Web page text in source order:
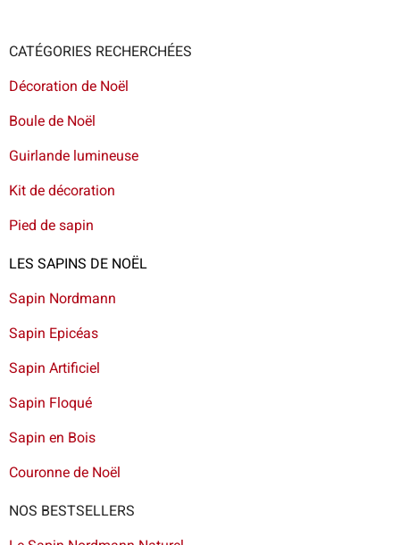
CATÉGORIES RECHERCHÉES
Décoration de Noël
Boule de Noël
Guirlande lumineuse
Kit de décoration
Pied de sapin
LES SAPINS DE NOËL
Sapin Nordmann
Sapin Epicéas
Sapin Artificiel
Sapin Floqué
Sapin en Bois
Couronne de Noël
NOS BESTSELLERS